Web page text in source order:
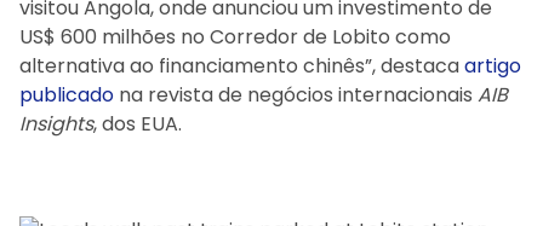
visitou Angola, onde anunciou um investimento de
US$ 600 milhões no Corredor de Lobito como
alternativa ao financiamento chinês”, destacaartigo
publicado na revista de negócios internacionais AIB
Insights, dos EUA.